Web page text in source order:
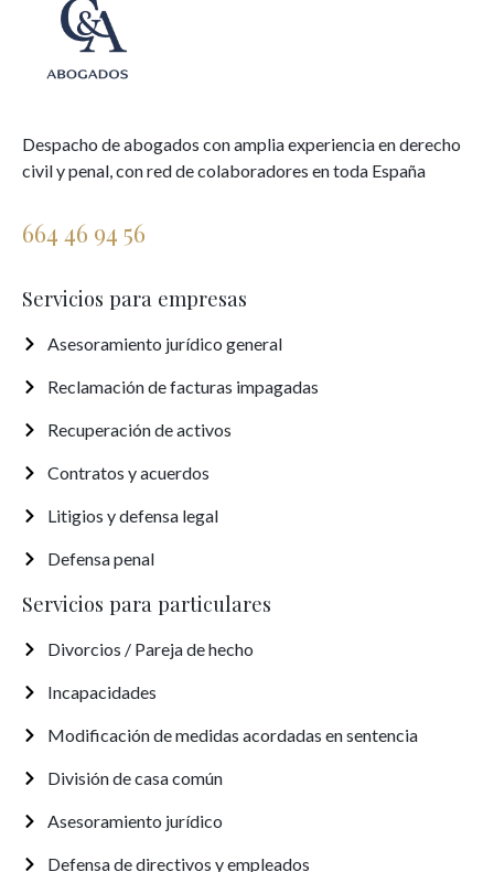
Despacho de abogados con amplia experiencia en derecho
civil y penal, con red de colaboradores en toda España
664 46 94 56
Servicios para empresas
Asesoramiento jurídico general
Reclamación de facturas impagadas
Recuperación de activos
Contratos y acuerdos
Litigios y defensa legal
Defensa penal
Servicios para particulares
Divorcios / Pareja de hecho
Incapacidades
Modificación de medidas acordadas en sentencia
División de casa común
Asesoramiento jurídico
Defensa de directivos y empleados